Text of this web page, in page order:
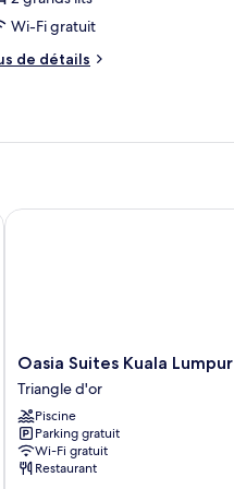
:
Wi-Fi gratuit
de détails
Abdul Rahman North
Oasia
Suites
Kuala
Lumpur
Triangle
d'or
Oasia Suites Kuala Lumpur
Triangle d'or
Piscine
Parking gratuit
Wi-Fi gratuit
Restaurant
Oasia Suites Kuala Lumpur